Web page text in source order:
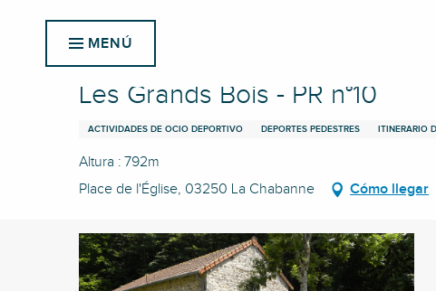
MENÚ
Inicio Les Grands Bois - PR n°10
Les Grands Bois - PR n°10
ACTIVIDADES DE OCIO DEPORTIVO DEPORTES PEDESTRES ITINERARIO
Altura : 792m
Place de l'Église, 03250 La Chabanne
Cómo llegar